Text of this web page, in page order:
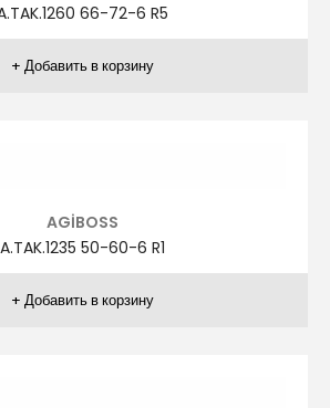
ZR.TAK.1032 48-58 R1
ZİVER
ZR.TAK.1032 48-58 R3